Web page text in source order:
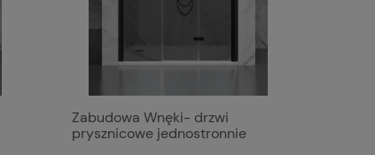
Zabudowa Wnęki- drzwi
prysznicowe jednostronnie